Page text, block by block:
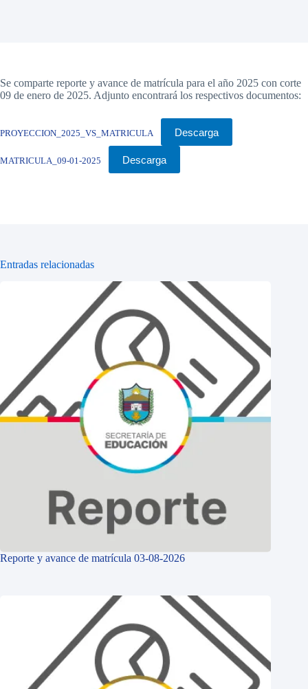
Se comparte reporte y avance de matrícula para el año 2025 con corte
09 de enero de 2025. Adjunto encontrará los respectivos documentos:
PROYECCION_2025_VS_MATRICULA Descarga
MATRICULA_09-01-2025 Descarga
Entradas relacionadas
Reporte y avance de matrícula 03-08-2026